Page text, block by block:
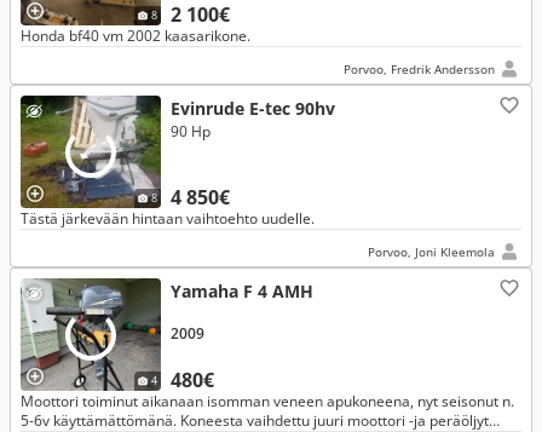
8 2 100€
Honda bf40 vm 2002 kaasarikone.
Porvoo, Fredrik Andersson
8
Evinrude E-tec 90hv
4 850€
90 Hp
Tästä järkevään hintaan vaihtoehto uudelle.
Porvoo, Joni Kleemola
4
Yamaha F 4 AMH
480€
2009
Moottori toiminut aikanaan isomman veneen apukoneena, nyt seisonut n.
5-6v käyttämättömänä. Koneesta vaihdettu juuri moottori -ja peräöljyt